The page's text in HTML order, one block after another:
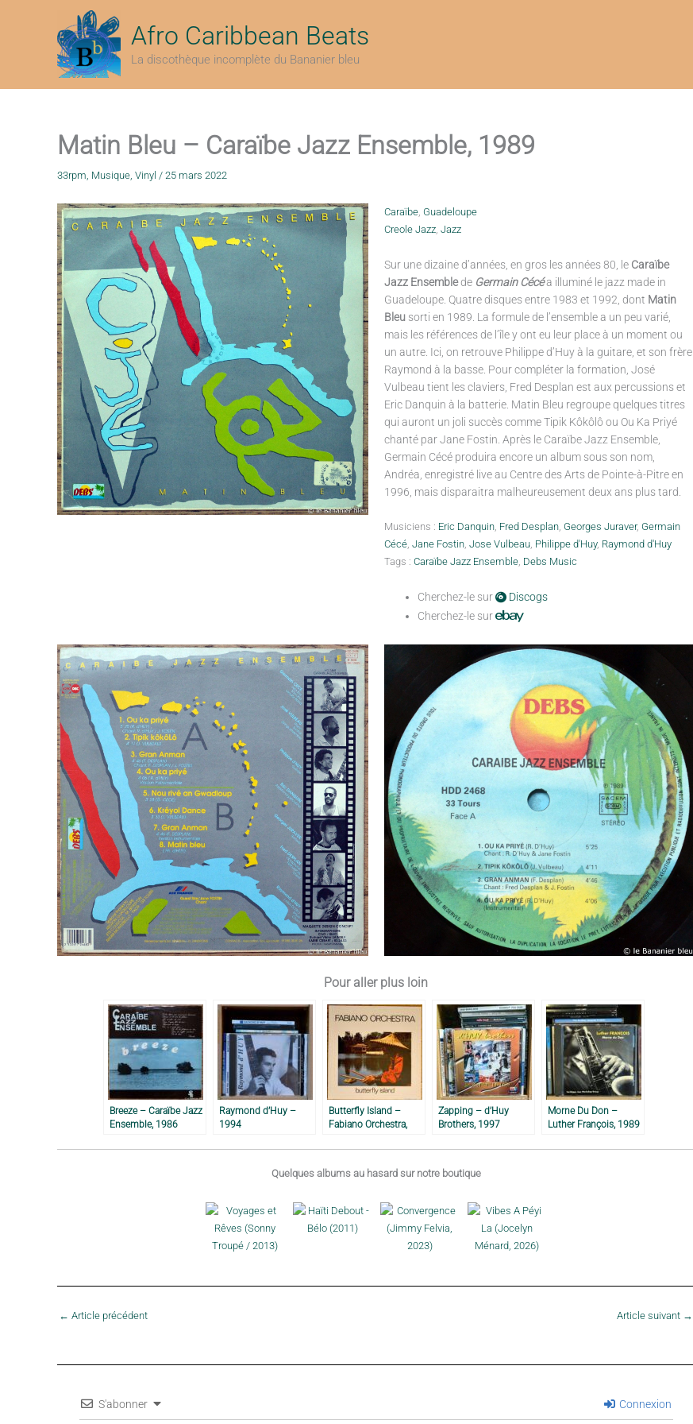
Afro Caribbean Beats
La discothèque incomplète du Bananier bleu
Matin Bleu – Caraïbe Jazz Ensemble, 1989
33rpm, Musique, Vinyl / 25 mars 2022
Caraïbe, Guadeloupe
Creole Jazz, Jazz
Sur une dizaine d’années, en gros les années 80, le Caraïbe
Jazz Ensemblede Germain Cécéa illuminé le jazz made in
Guadeloupe. Quatre disques entre 1983 et 1992, dont Matin
Bleusorti en 1989. La formule de l’ensemble a un peu varié,
mais les références de l’île y ont eu leur place à un moment ou
un autre. Ici, on retrouve Philippe d’Huy à la guitare, et son frère
Raymond à la basse. Pour compléter la formation, José
Vulbeau tient les claviers, Fred Desplan est aux percussions et
Eric Danquin à la batterie. Matin Bleu regroupe quelques titres
qui auront un joli succès comme Tipik Kôkôlô ou Ou Ka Priyé
chanté par Jane Fostin. Après le Caraïbe Jazz Ensemble,
Germain Cécé produira encore un album sous son nom,
Andréa, enregistré live au Centre des Arts de Pointe-à-Pitre en
1996, mais disparaitra malheureusement deux ans plus tard.
Musiciens : Eric Danquin, Fred Desplan, Georges Juraver, Germain
Cécé, Jane Fostin, Jose Vulbeau, Philippe d'Huy, Raymond d'Huy
Tags : Caraïbe Jazz Ensemble, Debs Music
Cherchez-le sur
Discogs
Cherchez-le sur
Pour aller plus loin
Breeze – Caraïbe Jazz
Ensemble, 1986
Raymond d’Huy –
1994
Butterfly Island –
Fabiano Orchestra,
Zapping – d’Huy
Brothers, 1997
Morne Du Don –
Luther François, 1989
Quelques albums au hasard sur notre boutique
← Article précédent Article suivant →
S'abonner Connexion